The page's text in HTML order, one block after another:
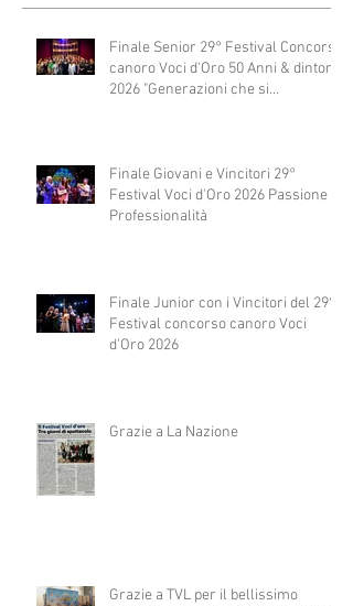
Finale Senior 29° Festival Concorso
canoro Voci d'Oro 50 Anni & dintorni
2026 "Generazioni che si
Finale Giovani e Vincitori 29°
Festival Voci d'Oro 2026 Passione e
Professionalità
Finale Junior con i Vincitori del 29°
Festival concorso canoro Voci
d'Oro 2026
Grazie a La Nazione
Grazie a TVL per il bellissimo